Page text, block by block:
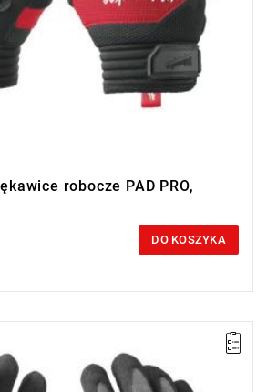
robocze PAD PRO,
DO KOSZYKA